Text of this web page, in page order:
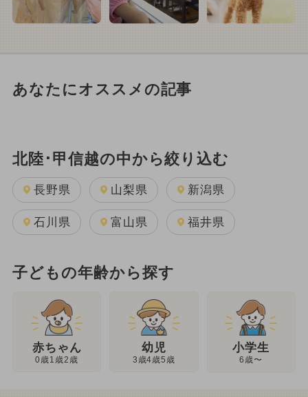
あなたにオススメの記事
北陸･甲信越の中から絞り込む
長野県 山梨県 新潟県
石川県 富山県 福井県
子どもの年齢から探す
赤ちゃん
0歳1歳2歳
幼児
3歳4歳5歳
小学生
6歳〜